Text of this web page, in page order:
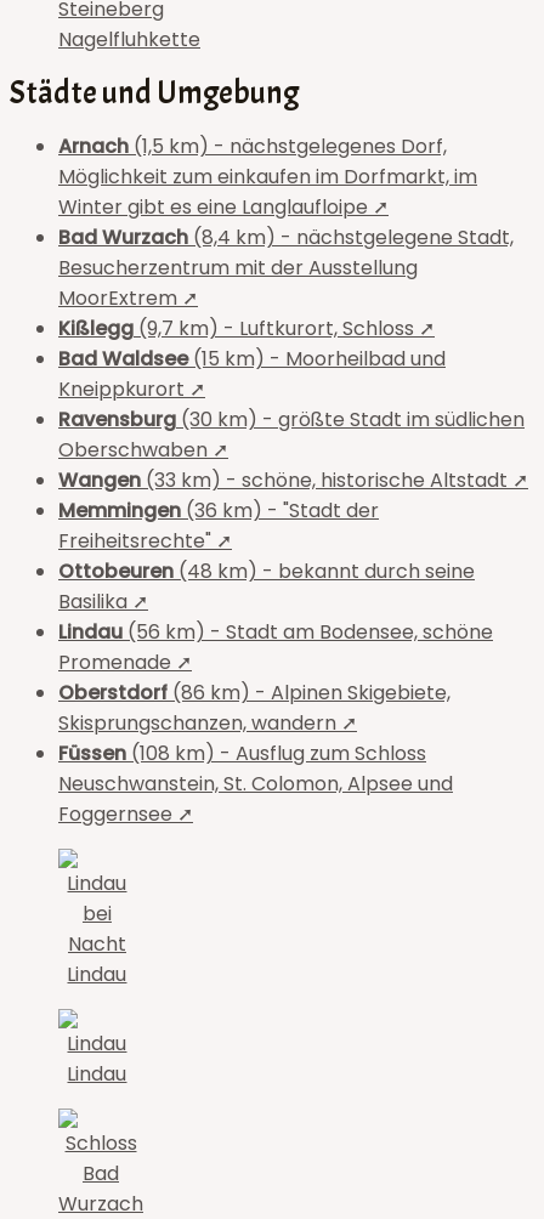
Steineberg
Nagelfluhkette
Städte und Umgebung
Arnach (1,5 km) - nächstgelegenes Dorf,
Möglichkeit zum einkaufen im Dorfmarkt, im
Winter gibt es eine Langlaufloipe ➚
Bad Wurzach (8,4 km) - nächstgelegene Stadt,
Besucherzentrum mit der Ausstellung
MoorExtrem ➚
Kißlegg (9,7 km) - Luftkurort, Schloss ➚
Bad Waldsee(15 km) - Moorheilbad und
Kneippkurort ➚
Ravensburg (30 km) - größte Stadt im südlichen
Oberschwaben ➚
Wangen (33 km) - schöne, historische Altstadt ➚
Memmingen (36 km) - "Stadt der
Freiheitsrechte" ➚
Ottobeuren (48 km) - bekannt durch seine
Basilika ➚
Lindau (56 km) - Stadt am Bodensee, schöne
Promenade ➚
Oberstdorf (86 km) - Alpinen Skigebiete,
Skisprungschanzen, wandern ➚
Füssen (108 km) - Ausflug zum Schloss
Neuschwanstein, St. Colomon, Alpsee und
Foggernsee ➚
Lindau
Lindau